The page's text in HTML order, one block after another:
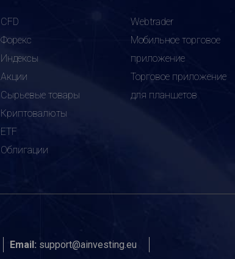
CFD
Форекс
Индексы
Акции
Сырьевые товары
Криптовалюты
ETF
Облигации
Webtrader
Мобильное торговое
приложение
Торговое приложение
для планшетов
Email: support@ainvesting.eu